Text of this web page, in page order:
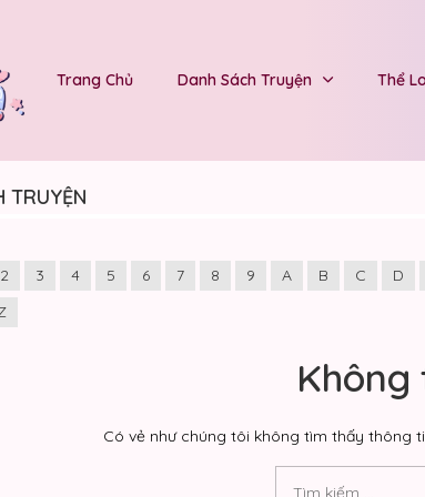
Trang Chủ Danh Sách Truyện Thể
TRUYỆN
2 3 4 5 6 7 8 9 A B C D
Có vẻ như chúng tôi không tìm thấy thông